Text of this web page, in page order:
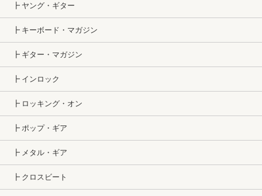
┣ ヤング・ギター
┣ キーボード・マガジン
┣ ギター・マガジン
┣ インロック
┣ ロッキング・オン
┣ ポップ・ギア
┣ メタル・ギア
┣ クロスビート